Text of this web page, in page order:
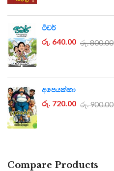
ටීචර්
රු. 640.00 රු. 800.00
අපෙයක්කා
රු. 720.00 රු. 900.00
Compare Products